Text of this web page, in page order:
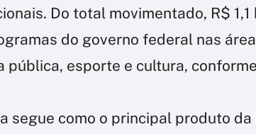
Do total movimentado, R$ 1,1
do governo federal nas
pública, esporte e cultura,
segue como o principal produto da